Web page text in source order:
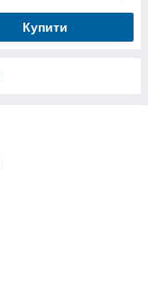
Купити